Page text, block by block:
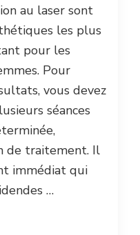
au laser sont
les plus
pour les
Pour
vous devez
séances
de traitement. Il
immédiat qui
…